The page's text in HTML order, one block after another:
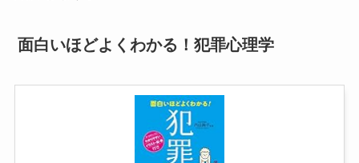
面白いほどよくわかる！犯罪心理学